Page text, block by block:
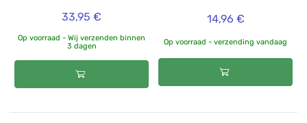
33,95 €
Op voorraad - Wij verzenden binnen
3 dagen
14,96 €
Op voorraad - verzending vandaag